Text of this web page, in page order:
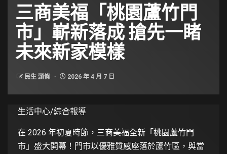
三商美福「桃園蘆竹門
市」嶄新落成 搶先一睹
未來新家模樣
民生 頭條 2026 年 4 月 7 日
生活中心/綜合報導
在 2026 年初夏時節， 三商美福全新「桃園蘆竹門
市」盛大開幕！門市以優雅質感座落於蘆竹區，與當